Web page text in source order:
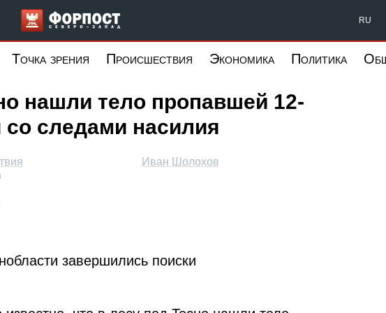
Форпост Северо-Запад RU
Точка зрения Происшествия Экономика Политика
нашли тело пропавшей 12-
со следами насилия
Иван Шолохов
завершились поиски